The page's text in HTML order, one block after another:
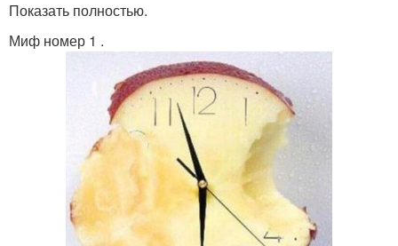
Показать полностью.
Миф номер 1 .